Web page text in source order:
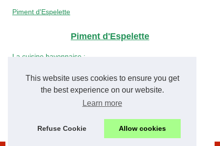
This website uses cookies to ensure you get
the best experience on our website.
Learn more
Refuse Cookie Allow cookies
Piment d'Espelette
Piment d'Espelette
La cuisine bayonnaise :...
Location de maison de...
Le top 5 des villages du Pays...
Segida, producteur de piment...